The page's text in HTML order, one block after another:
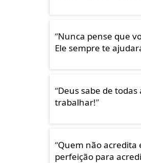
“Nunca pense que
Ele sempre te
“Deus sabe de
trabalhar!”
“Quem não acredita
perfeição para